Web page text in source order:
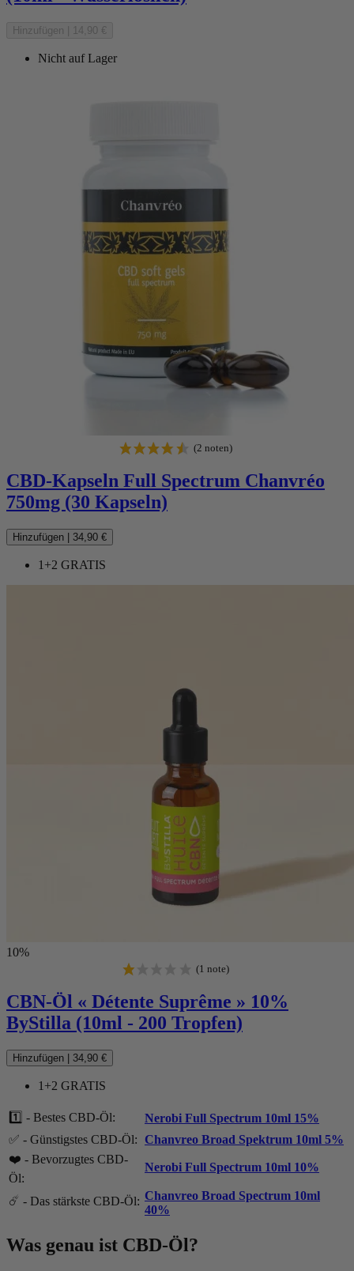
Hinzufügen 14,90 €
Nicht auf Lager
CBD-Kapseln Full Spectrum Chanvréo
750mg (30 Kapseln)
Hinzufügen 34,90 €
1+2 GRATIS
10%
CBN-Öl « Détente Suprême » 10%
ByStilla (10ml - 200 Tropfen)
Hinzufügen | 34,90 €
1+2 GRATIS
1️⃣ - Bestes CBD-Öl:
Nerobi Full Spectrum 10ml 15%
✅ - Günstigstes CBD-Öl:
Chanvreo Broad Spektrum 10ml 5%
❤️ - Bevorzugtes CBD-
Öl:
Nerobi Full Spectrum 10ml 10%
☄️ - Das stärkste CBD-Öl: Chanvreo Broad Spectrum 10ml
40%
Was genau ist CBD-Öl?